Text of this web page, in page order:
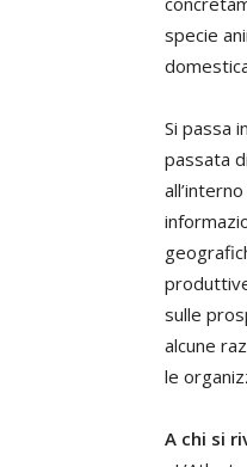
specie
Si passa
passata
sulle
alcune
le
A chi si